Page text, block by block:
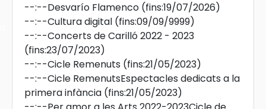
--:--Desvarío Flamenco (fins:19/07/2026)
--:--Cultura digital (fins:09/09/9999)
--:--Concerts de Carilló 2022 - 2023
(fins:23/07/2023)
--:--Cicle Remenuts (fins:21/05/2023)
--:--Cicle RemenutsEspectacles dedicats a la
primera infància (fins:21/05/2023)